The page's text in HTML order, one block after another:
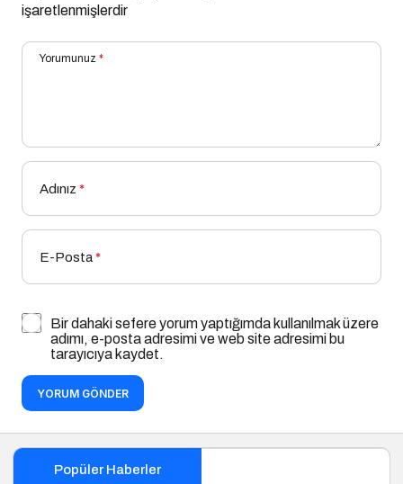
işaretlenmişlerdir
Yorumunuz *
Adınız *
E-Posta*
Bir dahaki sefere yorum yaptığımda kullanılmak üzere
adımı, e-posta adresimi ve web site adresimi bu
tarayıcıya kaydet.
YORUM GÖNDER
Popüler Haberler